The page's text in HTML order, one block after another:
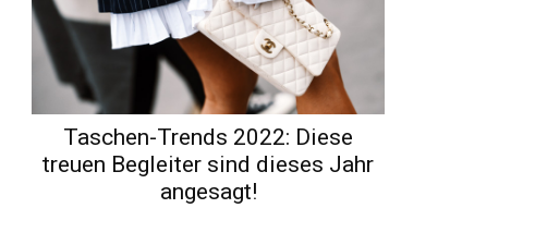
Taschen-Trends 2022: Diese
treuen Begleiter sind dieses Jahr
angesagt!